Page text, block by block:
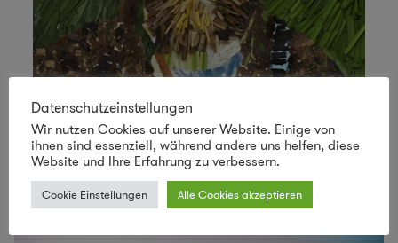
Datenschutzeinstellungen
Wir nutzen Cookies auf unserer Website. Einige von
ihnen sind essenziell, während andere uns helfen, diese
Website und Ihre Erfahrung zu verbessern.
Cookie Einstellungen Alle Cookies akzeptieren